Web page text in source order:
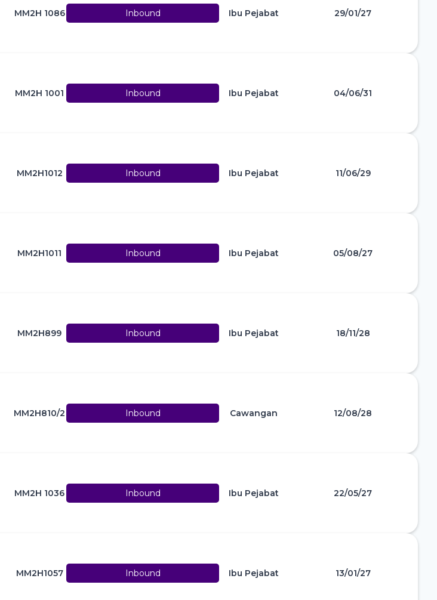
MM2H 1086 Inbound Ibu Pejabat 29/01/27
MM2H 1001 Inbound Ibu Pejabat 04/06/31
MM2H1012 Inbound Ibu Pejabat 11/06/29
MM2H1011 Inbound Ibu Pejabat 05/08/27
MM2H899 Inbound Ibu Pejabat 18/11/28
MM2H810/2 Inbound Cawangan 12/08/28
MM2H 1036 Inbound Ibu Pejabat 22/05/27
MM2H1057 Inbound Ibu Pejabat 13/01/27